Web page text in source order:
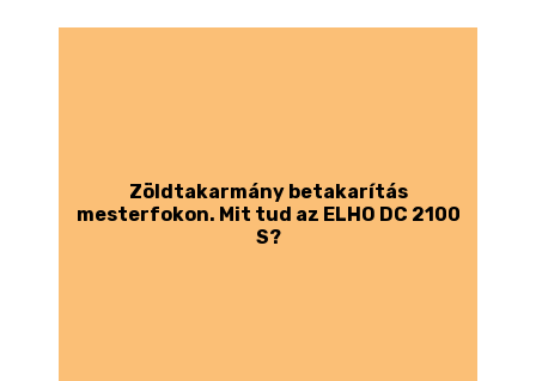
Zöldtakarmány betakarítás
mesterfokon. Mit tud az ELHO DC 2100
S?